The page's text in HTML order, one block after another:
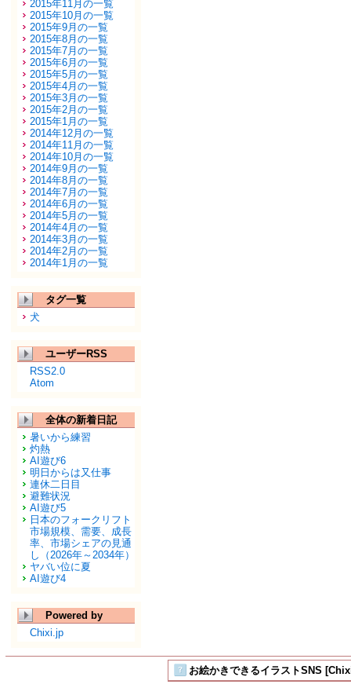
2015年11月の一覧
2015年10月の一覧
2015年9月の一覧
2015年8月の一覧
2015年7月の一覧
2015年6月の一覧
2015年5月の一覧
2015年4月の一覧
2015年3月の一覧
2015年2月の一覧
2015年1月の一覧
2014年12月の一覧
2014年11月の一覧
2014年10月の一覧
2014年9月の一覧
2014年8月の一覧
2014年7月の一覧
2014年6月の一覧
2014年5月の一覧
2014年4月の一覧
2014年3月の一覧
2014年2月の一覧
2014年1月の一覧
タグ一覧
犬
ユーザーRSS
RSS2.0
Atom
全体の新着日記
暑いから練習
灼熱
AI遊び6
明日からは又仕事
連休二日目
避難状況
AI遊び5
日本のフォークリフト
市場規模、需要、成長
率、市場シェアの見通
し（2026年～2034年）
ヤバい位に夏
AI遊び4
Powered by
Chixi.jp
お絵かきできるイラストSNS